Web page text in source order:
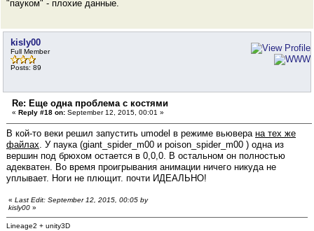
"пауком" - плохие данные.
kisly00
Full Member
Posts: 89
Re: Еще одна проблема с костями
« Reply #18 on: September 12, 2015, 00:01 »
В кой-то веки решил запустить umodel в режиме вьювера на тех же
файлах. У паука (giant_spider_m00 и poison_spider_m00 ) одна из
вершин под брюхом остается в 0,0,0. В остальном он полностью
адекватен. Во время проигрывания анимации ничего никуда не
уплывает. Ноги не плющит. почти ИДЕАЛЬНО!
« Last Edit: September 12, 2015, 00:05 by
kisly00 »
Lineage2 + unity3D